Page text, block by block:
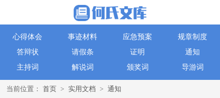
心得体会 事迹材料 应急预案
规章制度
答辩状
请假条 证明
通知
主持词
解说词 颁奖词 导游词
当前位置： 首页 > 实用文档 > 通知